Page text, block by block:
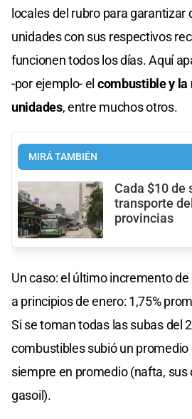
locales del rubro para garantizar
unidades con sus respectivos
funcionen todos los días. Aquí
-por ejemplo- el combustible y la
unidades, entre muchos otros.
MIRÁ TAMBIÉN
Cada $10 de
transporte
provincias
Un caso: el último incremento
a principios de enero: 1,75%
Si se toman todas las subas del
combustibles subió un promedio
siempre en promedio (nafta,
gasoil).